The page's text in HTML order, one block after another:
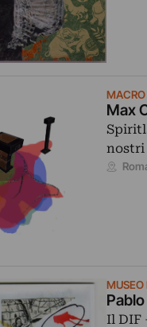
Max
nostri
MUSEO
Il DIF